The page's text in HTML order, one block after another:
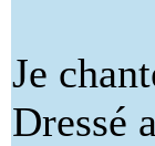
Je
Dressé